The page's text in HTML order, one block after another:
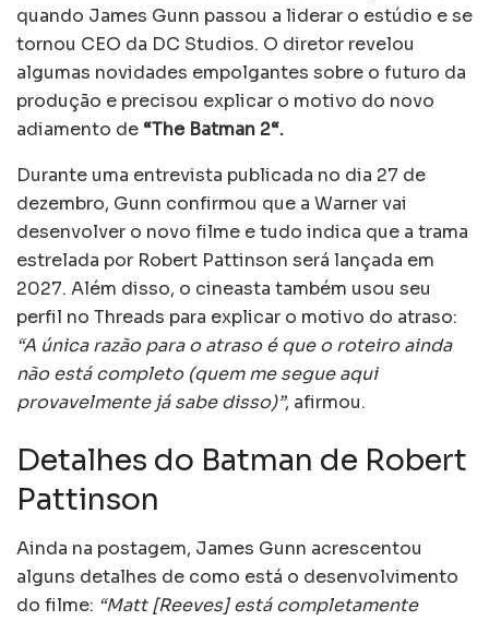
quando James Gunn passou a liderar o estúdio e se
tornou CEO da DC Studios. O diretor revelou
algumas novidades empolgantes sobre o futuro da
produção e precisou explicar o motivo do novo
adiamento de “The Batman 2“.
Durante uma entrevista publicada no dia 27 de
dezembro, Gunn confirmou que a Warner vai
desenvolver o novo filme e tudo indica que a trama
estrelada por Robert Pattinson será lançada em
2027. Além disso, o cineasta também usou seu
perfil no Threads para explicar o motivo do atraso:
“A única razão para o atraso é que o roteiro ainda
não está completo (quem me segue aqui
provavelmente já sabe disso)”, afirmou.
Detalhes do Batman de Robert
Pattinson
Ainda na postagem, James Gunn acrescentou
alguns detalhes de como está o desenvolvimento
do filme: “Matt [Reeves] está completamente